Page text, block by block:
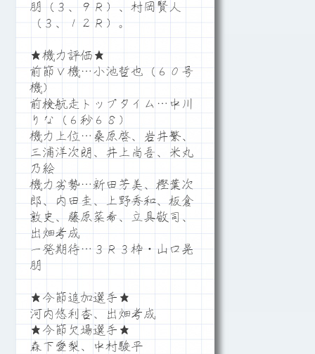
朋（３、９Ｒ）、村岡賢人
（３、１２Ｒ）。
★機力評価★
前節Ｖ機…小池哲也（６０号
機）
前検航走トップタイム…中川
りな（６秒６８）
機力上位…桑原啓、岩井繁、
三浦洋次朗、井上尚吾、米丸
乃絵
機力劣勢…新田芳美、樫葉次
郎、内田圭、上野秀和、板倉
敦史、藤原菜希、立具敬司、
出畑考成
一発期待…３Ｒ３枠・山口晃
朋
★今節追加選手★
河内悠利杏、出畑考成
★今節欠場選手★
森下愛梨、中村駿平